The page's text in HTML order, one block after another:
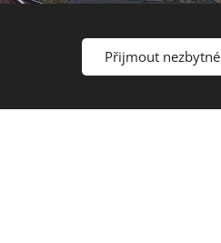
Přijmout nezbytné